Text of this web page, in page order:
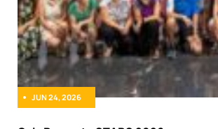
JUN 24, 2026